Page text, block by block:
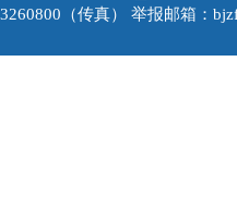
（传真） 举报邮箱：